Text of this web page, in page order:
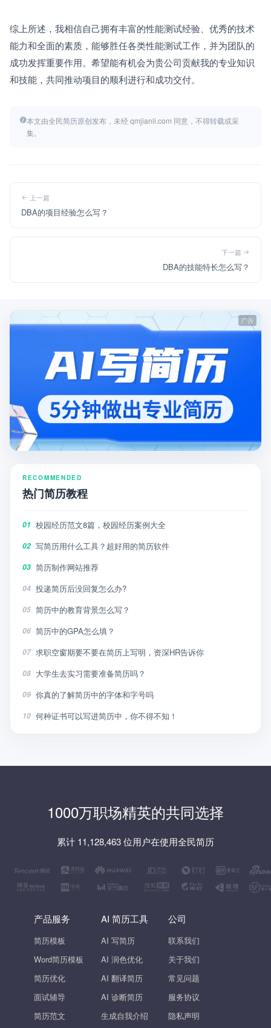
综上所述，我相信自己拥有丰富的性能测试经验、优秀的技术
能力和全面的素质，能够胜任各类性能测试工作，并为团队的
成功发挥重要作用。希望能有机会为贵公司贡献我的专业知识
和技能，共同推动项目的顺利进行和成功交付。
本文由全民简历原创发布，未经 qmjianli.com 同意，不得转载或采
集。
上一篇
DBA的项目经验怎么写？
下一篇
DBA的技能特长怎么写？
RECOMMENDED
热门简历教程
01 校园经历范文8篇，校园经历案例大全
02 写简历用什么工具？超好用的简历软件
03 简历制作网站推荐
04 投递简历后没回复怎么办?
05 简历中的教育背景怎么写？
06 简历中的GPA怎么填？
07 求职空窗期要不要在简历上写明，资深HR告诉你
08 大学生去实习需要准备简历吗？
09 你真的了解简历中的字体和字号吗
10 何种证书可以写进简历中，你不得不知！
1000万职场精英的共同选择
累计 11,128,463 位用户在使用全民简历
产品服务
简历模板
Word简历模板
简历优化
面试辅导
简历范文
AI 简历工具
AI 写简历
AI 润色优化
AI 翻译简历
AI 诊断简历
生成自我介绍
公司
联系我们
关于我们
常见问题
服务协议
隐私声明